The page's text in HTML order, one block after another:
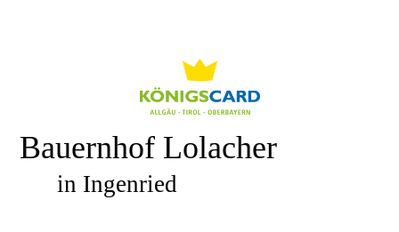
Bauernhof Lolacher
in Ingenried